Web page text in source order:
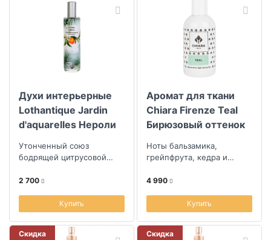
Духи интерьерные
Lothantique Jardin
d'aquarelles Нероли
Утонченный союз
бодрящей цитрусовой
умиротворяющей
2 700
Купить
Аромат для ткани
Chiara Firenze Teal
Бирюзовый оттенок
Ноты бальзамика,
грейпфрута, кедра и
4 990
Купить
Скидка Скидка